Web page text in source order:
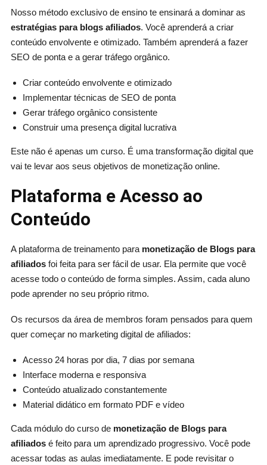
Nosso método exclusivo de ensino te ensinará a dominar as
estratégias para blogs afiliados. Você aprenderá a criar
conteúdo envolvente e otimizado. Também aprenderá a fazer
SEO de ponta e a gerar tráfego orgânico.
Criar conteúdo envolvente e otimizado
Implementar técnicas de SEO de ponta
Gerar tráfego orgânico consistente
Construir uma presença digital lucrativa
Este não é apenas um curso. É uma transformação digital que
vai te levar aos seus objetivos de monetização online.
Plataforma e Acesso ao
Conteúdo
A plataforma de treinamento para monetização de Blogs para
afiliadosfoi feita para ser fácil de usar. Ela permite que você
acesse todo o conteúdo de forma simples. Assim, cada aluno
pode aprender no seu próprio ritmo.
Os recursos da área de membros foram pensados para quem
quer começar no marketing digital de afiliados:
Acesso 24 horas por dia, 7 dias por semana
Interface moderna e responsiva
Conteúdo atualizado constantemente
Material didático em formato PDF e vídeo
Cada módulo do curso de monetização de Blogs para
afiliadosé feito para um aprendizado progressivo. Você pode
acessar todas as aulas imediatamente. E pode revisitar o